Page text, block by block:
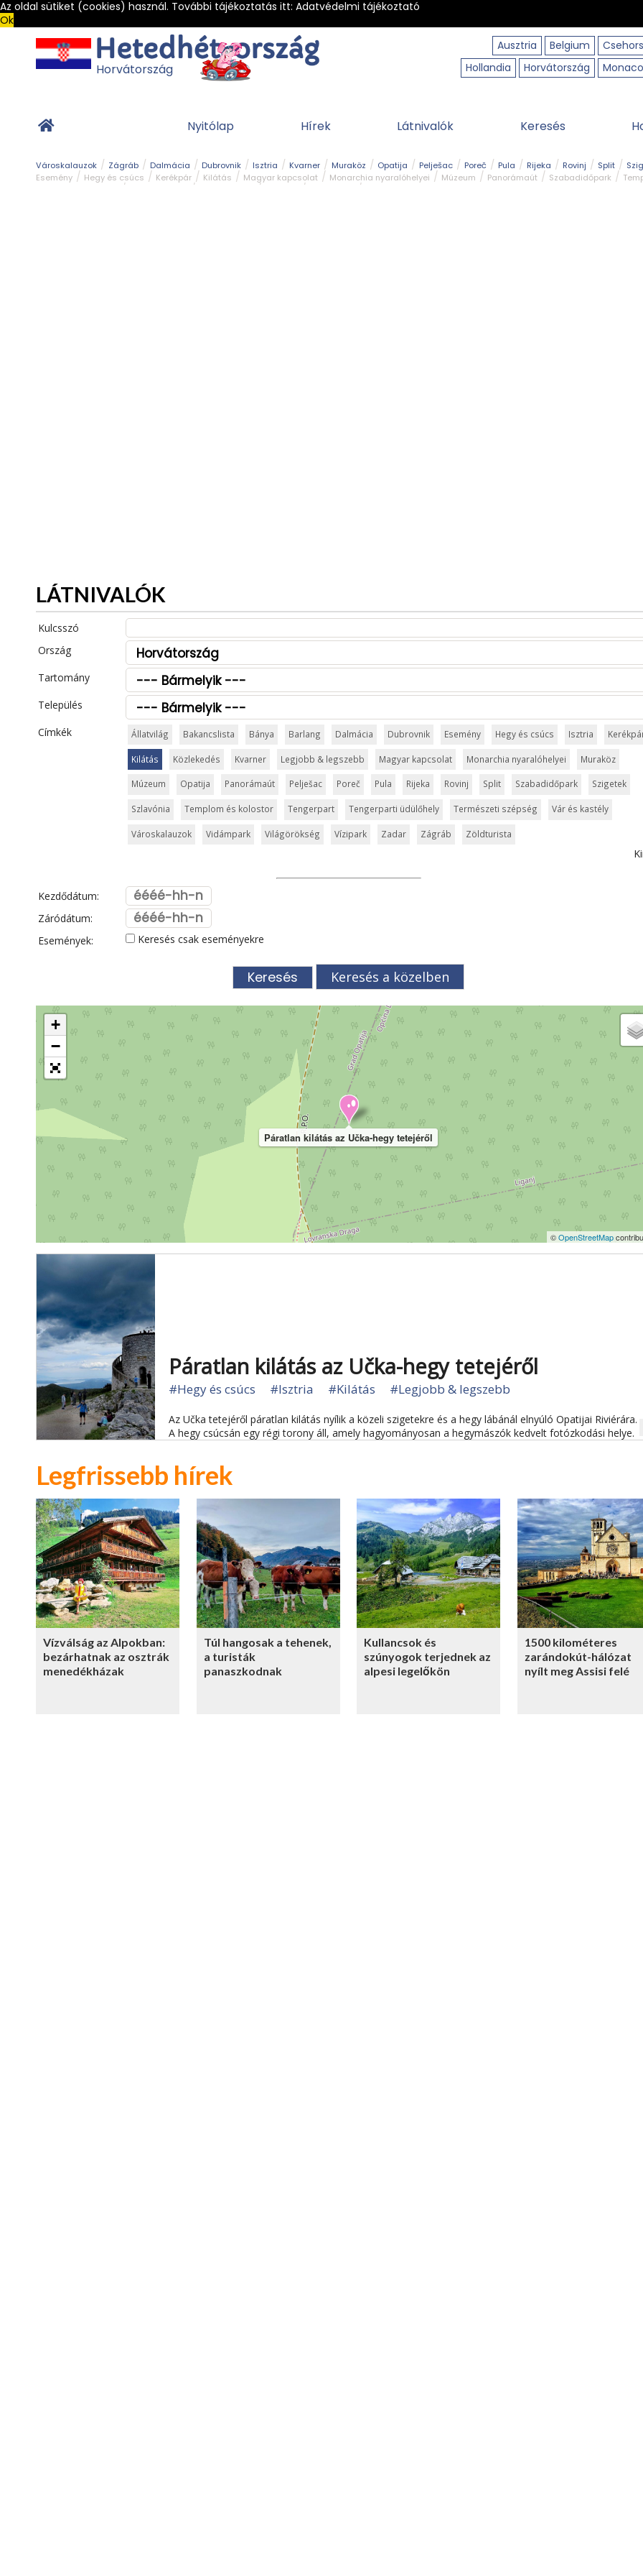
Az oldal sütiket (cookies) használ. További tájékoztatás itt: Adatvédelmi tájékoztató
Ok
Ausztria
Belgium
Hollandia
Horvátország Monaco
Horvátország
Nyitólap Hírek Látnivalók Keresés
Városkalauzok Zágráb Dalmácia Dubrovnik Isztria Kvarner Muraköz Opatija Pelješac Poreč Pula Rijeka Rovinj Split
Esemény
Hegy és csúcs Kerékpár Kilátás Magyar kapcsolat Monarchia nyaralóhelyei Múzeum Panorámaút Szabadidőpark
LÁTNIVALÓK
Kulcsszó
Ország
Tartomány
Település
Címkék
Állatvilág Bakancslista Bánya Barlang Dalmácia Dubrovnik Esemény Hegy és csúcs Isztria
Kilátás Közlekedés Kvarner Legjobb & legszebb Magyar kapcsolat Monarchia nyaralóhelyei Muraköz
Múzeum Opatija Panorámaút Pelješac Poreč Pula Rijeka Rovinj Split Szabadidőpark Szigetek
Szlavónia Templom és kolostor Tengerpart Tengerparti üdülőhely Természeti szépség Vár és kastély
Városkalauzok Vidámpark Világörökség Vízipark Zadar Zágráb Zöldturista
Kezdődátum:
Záródátum:
Események:
Keresés csak eseményekre
Keresés a közelben
Páratlan kilátás az Učka-hegy tetejéről
+
−
©OpenStreetMap
Páratlan kilátás az Učka-hegy tetejéről
#Hegy és csúcs #Isztria #Kilátás #Legjobb & legszebb
Az Učka tetejéről páratlan kilátás nyílik a közeli szigetekre és a hegy lábánál elnyúló Opatijai Riviérára.
A hegy csúcsán egy régi torony áll, amely hagyományosan a hegymászók kedvelt fotózkodási helye.
Legfrissebb hírek
Vízválság az Alpokban:
bezárhatnak az osztrák
menedékházak
Túl hangosak a tehenek,
a turisták
panaszkodnak
Kullancsok és
szúnyogok terjednek az
alpesi legelőkön
1500 kilométeres
zarándokút-hálózat
nyílt meg Assisi felé